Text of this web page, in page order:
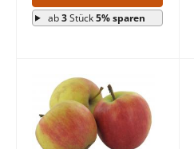
ab3Stück5% sparen